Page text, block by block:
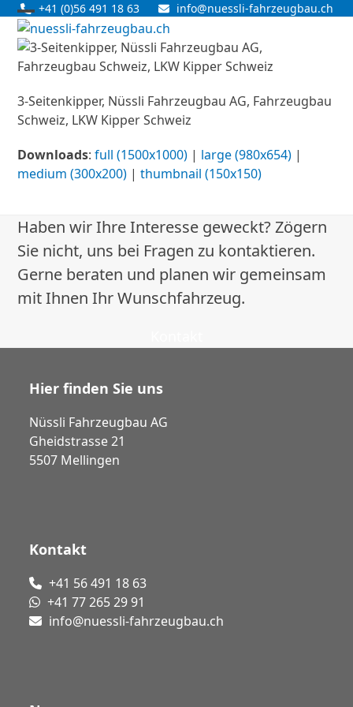
Skip
content
+41 (0)56 491 18 63 info@nuessli-fahrzeugbau.ch
Open
mobile
Close
mobile
3-Seitenkipper, Nüssli Fahrzeugbau AG, Fahrzeugbau
Schweiz, LKW Kipper Schweiz
Downloads:full (1500x1000) | large (980x654) |
medium (300x200) |thumbnail (150x150)
Haben wir Ihre Interesse geweckt? Zögern
Sie nicht, uns bei Fragen zu kontaktieren.
Gerne beraten und planen wir gemeinsam
mit Ihnen Ihr Wunschfahrzeug.
Hier finden Sie uns
Nüssli Fahrzeugbau AG
Gheidstrasse 21
5507 Mellingen
Kontakt
+41 56 491 18 63
+41 77 265 29 91
info@nuessli-fahrzeugbau.ch